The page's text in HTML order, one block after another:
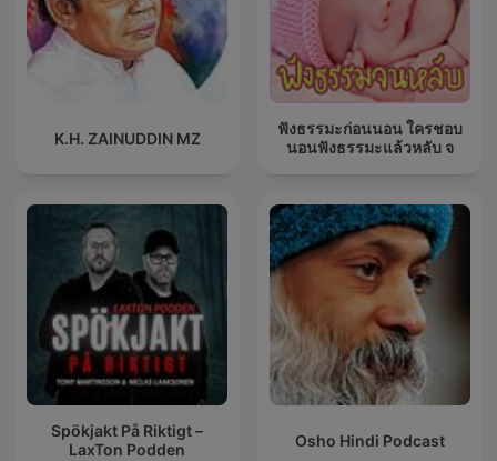
K.H. ZAINUDDIN MZ
ฟังธรรมะก่อนนอน ใครชอบ
นอนฟังธรรมะแล้วหลับ จ
Spökjakt På Riktigt –
LaxTon Podden
Osho Hindi Podcast